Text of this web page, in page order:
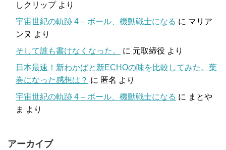
しクリップより
宇宙世紀の軌跡 4 – ボール、機動戦士になる に マリア
ンヌ より
そして誰も書けなくなった。
に 元取締役 より
日本最速！新わかばと新ECHOの味を比較してみた。葉
巻になった感想は？ に 匿名 より
宇宙世紀の軌跡 4 – ボール、機動戦士になる に まとや
ま より
アーカイブ